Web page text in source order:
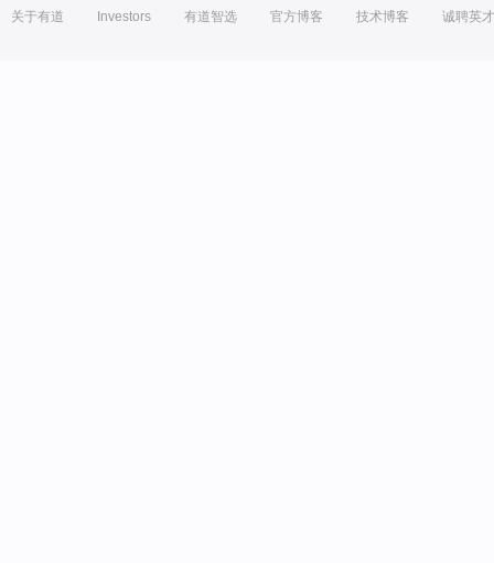
关于有道 Investors 有道智选 官方博客 技术博客 诚聘英才